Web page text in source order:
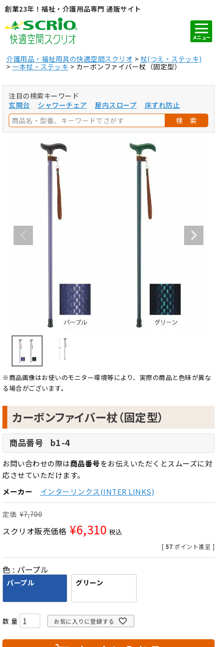
創業23年！福祉・介護用品専門 通販サイト
メニュー
介護用品・福祉用具の快適空間スクリオ
杖(つえ・ステッキ)
一本杖・ステッキ
カーボンファイバー杖（固定型）
注目の検索キーワード
玄関台
シャワーチェア 屋内スロープ
床ずれ防止
検 索
※商品画像はお使いのモニター環境等により、実際の商品と色味が異な
る場合がございます。
カーボンファイバー杖（固定型）
商品番号 b1-4
お問い合わせの際は商品番号をお伝えいただくとスムーズに対
応させていただけます。
メーカー
インターリンクス(INTER LINKS)
定価 ¥7,700
スクリオ販売価格 ¥6,310 税込
[ 57 ポイント進呈 ]
色 パープル
パープル グリーン
お気に入りに登録する